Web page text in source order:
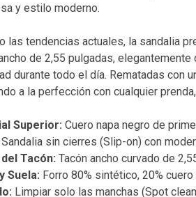
y estilo moderno.
las tendencias actuales, la sandalia
de 2,55 pulgadas,
durante todo el día. Rematadas con
a la perfección con cualquier
Superior: Cuero napa negro de
Sandalia sin cierres (Slip-on) con
Tacón: Tacón ancho curvado de
Suela: Forro 80% sintético, 20%
Limpiar solo las manchas (Spot